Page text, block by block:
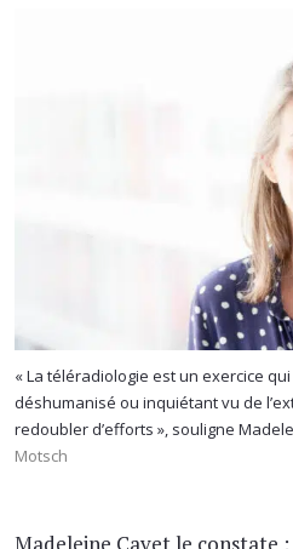
« La téléradiologie est un exercice
déshumanisé ou inquiétant vu de
redoubler d’efforts », souligne
Motsch